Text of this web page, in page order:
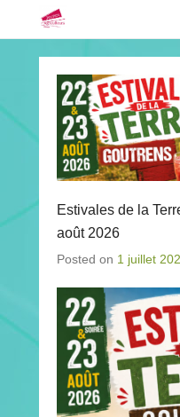
Estivales de la
août 2026
Posted on 1 juillet